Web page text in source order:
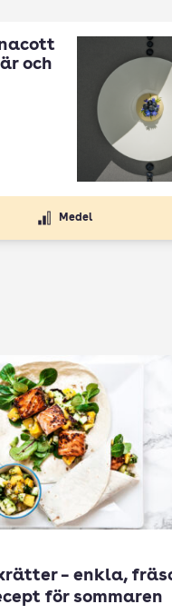
och
Medel
– enkla,
för sommaren